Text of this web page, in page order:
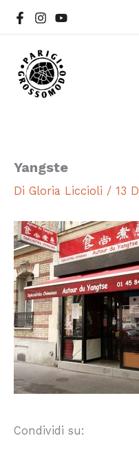
Yangste
Di Gloria Liccioli / 13
Condividi su: